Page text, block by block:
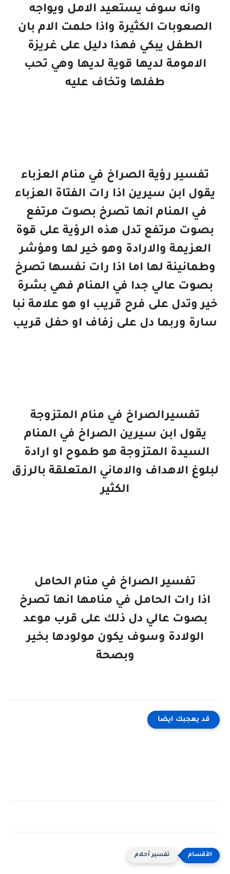
وانه سوف يستعيد الامل ويواجه
الصعوبات الكثيرة واذا حلمت الام بان
الطفل يبكي فهذا دليل على غريزة
الامومة لديها قوية لديها وهي تحب
طفلها وتخاف عليه
تفسير رؤية الصراخ في منام العزباء
يقول ابن سيرين اذا رات الفتاة العزباء
في المنام انها تصرخ بصوت مرتفع
بصوت مرتفع تدل هذه الرؤية على قوة
العزيمة والارادة وهو خير لها ومؤشر
وطمانينة لها اما اذا رات نفسها تصرخ
بصوت عالي جدا في المنام فهي بشرة
خير وتدل على فرح قريب او هو علامة نبا
سارة وربما دل على زفاف او حفل قريب
تفسيرالصراخ في منام المتزوجة
يقول ابن سيرين الصراخ في المنام
السيدة المتزوجة هو طموح او ارادة
لبلوغ الاهداف والاماني المتعلقة بالرزق
الكثير
تفسير الصراخ في منام الحامل
اذا رات الحامل في منامها انها تصرخ
بصوت عالي دل ذلك على قرب موعد
الولادة وسوف يكون مولودها بخير
وبصحة
قد يعجبك ايضا
تفسير أحلام